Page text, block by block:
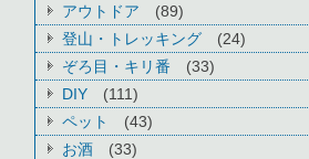
アウトドア
(89)
登山・トレッキング
(24)
ぞろ目・キリ番
(33)
DIY
(111)
ペット
(43)
お酒
(33)